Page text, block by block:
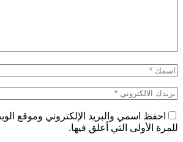
احفظ اسمي والبريد الإلكتروني وموقع
للمرة الأولى التي أعلق فيها.